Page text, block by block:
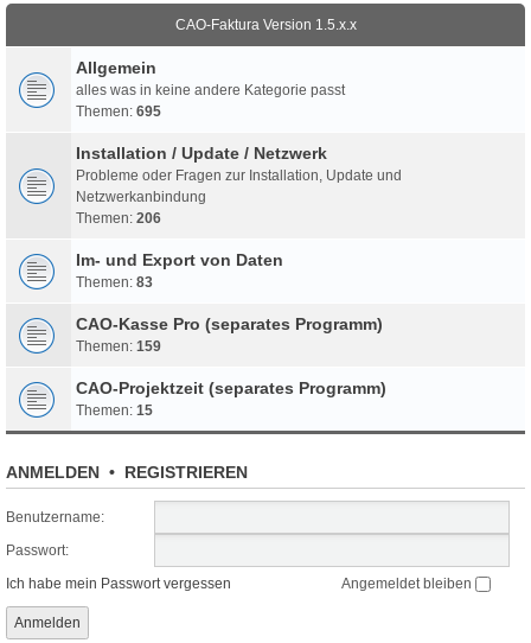
CAO-Faktura Version 1.5.x.x
Allgemein
alles was in keine andere Kategorie passt
Themen: 695
Installation / Update / Netzwerk
Probleme oder Fragen zur Installation, Update und
Netzwerkanbindung
Themen: 206
Im- und Export von Daten
Themen: 83
CAO-Kasse Pro (separates Programm)
Themen: 159
CAO-Projektzeit (separates Programm)
Themen: 15
ANMELDEN • REGISTRIEREN
Benutzername:
Passwort:
Ich habe mein Passwort vergessen
Angemeldet bleiben